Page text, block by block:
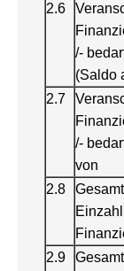
2.6
/-
(Saldo
2.7
/-
von
2.8
2.9